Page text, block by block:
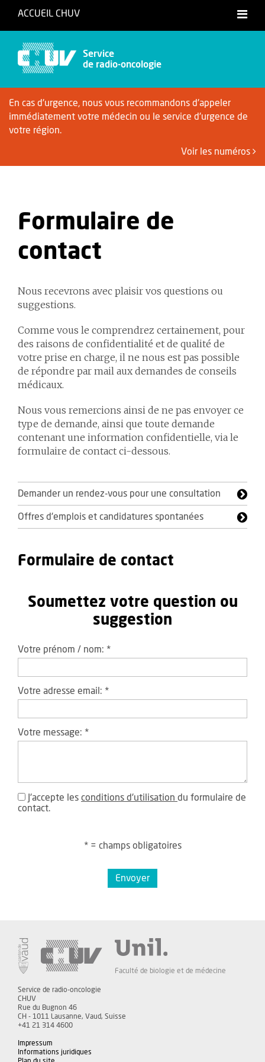
ACCUEIL CHUV
Service
de radio-oncologie
En cas d'urgence, nous vous recommandons d'appeler
immédiatement votre médecin ou le service d'urgence de
votre région.
Voir les numéros
Formulaire de
contact
Nous recevrons avec plaisir vos questions ou
suggestions.
Comme vous le comprendrez certainement, pour
des raisons de confidentialité et de qualité de
votre prise en charge, il ne nous est pas possible
de répondre par mail aux demandes de conseils
médicaux.
Nous vous remercions ainsi de ne pas envoyer ce
type de demande, ainsi que toute demande
contenant une information confidentielle, via le
formulaire de contact ci-dessous.
Demander un rendez-vous pour une consultation
Offres d'emplois et candidatures spontanées
Formulaire de contact
Soumettez votre question ou
suggestion
Votre prénom / nom: *
Votre adresse email: *
Votre message: *
J'accepte les conditions d'utilisation du formulaire de
contact.
* = champs obligatoires
Envoyer
Faculté de biologie et de médecine
Service de radio-oncologie
CHUV
Rue du Bugnon 46
CH - 1011 Lausanne, Vaud, Suisse
+41 21 314 4600
Impressum
Informations juridiques